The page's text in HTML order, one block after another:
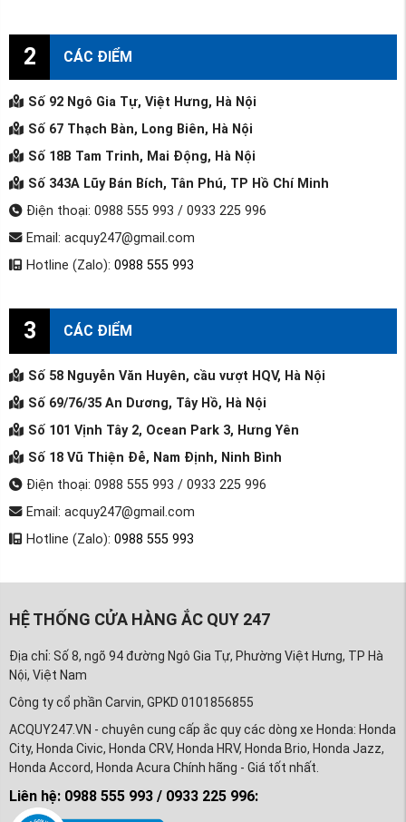
2 CÁC ĐIỂM
Số 92 Ngô Gia Tự, Việt Hưng, Hà Nội
Số 67 Thạch Bàn, Long Biên, Hà Nội
Số 18B Tam Trinh, Mai Động, Hà Nội
Số 343A Lũy Bán Bích, Tân Phú, TP Hồ Chí Minh
Điện thoại: 0988 555 993 / 0933 225 996
Email: acquy247@gmail.com
Hotline (Zalo): 0988 555 993
3 CÁC ĐIỂM
Số 58 Nguyễn Văn Huyên, cầu vượt HQV, Hà Nội
Số 69/76/35 An Dương, Tây Hồ, Hà Nội
Số 101 Vịnh Tây 2, Ocean Park 3, Hưng Yên
Số 18 Vũ Thiện Đễ, Nam Định, Ninh Bình
Điện thoại: 0988 555 993 / 0933 225 996
Email: acquy247@gmail.com
Hotline (Zalo): 0988 555 993
HỆ THỐNG CỬA HÀNG ẮC QUY 247
Địa chỉ: Số 8, ngõ 94 đường Ngô Gia Tự, Phường Việt Hưng, TP Hà
Nội, Việt Nam
Công ty cổ phần Carvin, GPKD 0101856855
ACQUY247.VN - chuyên cung cấp ắc quy các dòng xe Honda: Honda
City, Honda Civic, Honda CRV, Honda HRV, Honda Brio, Honda Jazz,
Honda Accord, Honda Acura Chính hãng - Giá tốt nhất.
Liên hệ: 0988 555 993 / 0933 225 996: